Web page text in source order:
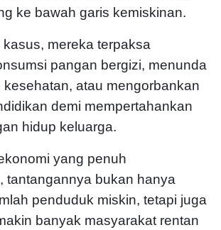
ke bawah garis kemiskinan.
mereka terpaksa
pangan bergizi, menunda
atau mengorbankan
demi mempertahankan
hidup keluarga.
yang penuh
tantangannya bukan hanya
penduduk miskin, tetapi juga
banyak masyarakat rentan